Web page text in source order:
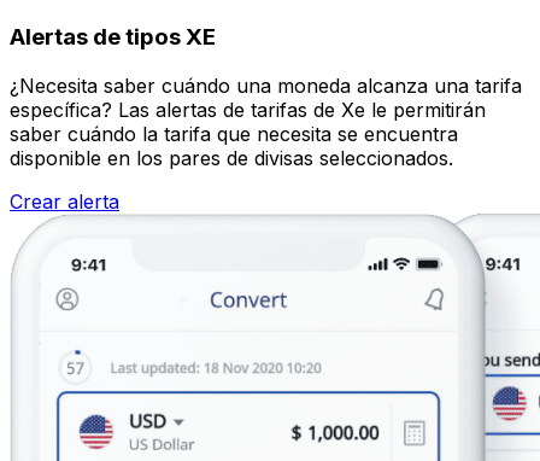
Alertas de tipos XE
¿Necesita saber cuándo una moneda alcanza una tarifa
específica? Las alertas de tarifas de Xe le permitirán
saber cuándo la tarifa que necesita se encuentra
disponible en los pares de divisas seleccionados.
Crear alerta